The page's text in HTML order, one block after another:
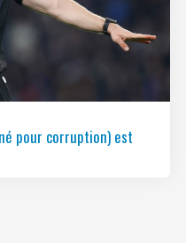
pour corruption) est